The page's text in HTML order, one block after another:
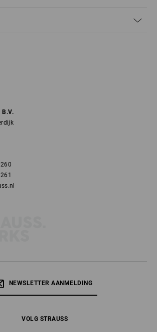
B.V.
NEWSLETTER AANMELDING
VOLG STRAUSS